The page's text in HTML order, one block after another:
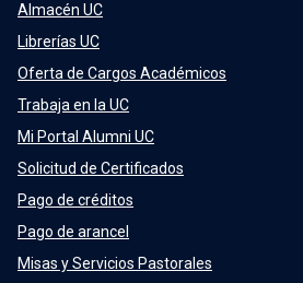
Almacén UC
Librerías UC
Oferta de Cargos Académicos
Trabaja en la UC
Mi Portal Alumni UC
Solicitud de Certificados
Pago de créditos
Pago de arancel
Misas y Servicios Pastorales